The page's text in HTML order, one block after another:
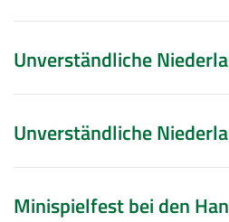
Unverständliche
Unverständliche
Minispielfest bei den